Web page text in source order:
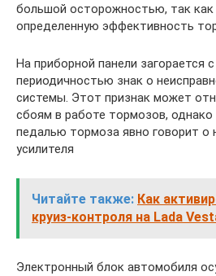
большой осторожностью, так как
определенную эффективность
На приборной панели загорается
периодичностью знак о
системы. Этот признак может
сбоям в работе тормозов, однако
педалью тормоза явно говорит о
усилителя
Читайте также: Как
круиз-контроля на Lada
Электронный блок автомобиля